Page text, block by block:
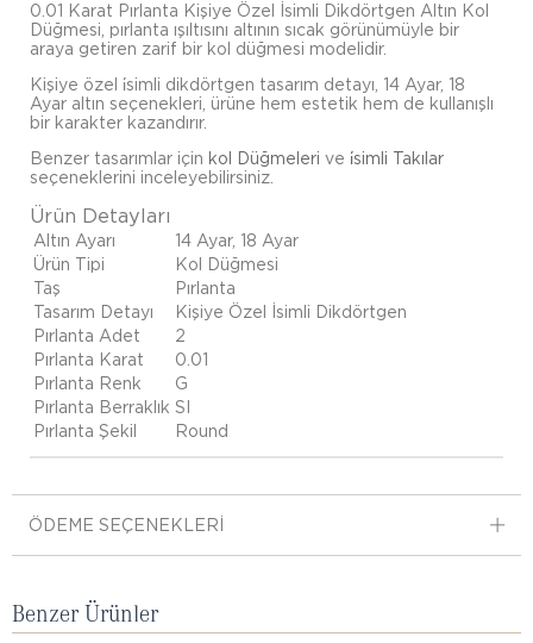
0.01 Karat Pırlanta Kişiye Özel İsimli Dikdörtgen Altın Kol
Düğmesi, pırlanta ışıltısını altının sıcak görünümüyle bir
araya getiren zarif bir kol düğmesi modelidir.
Kişiye özel i̇simli dikdörtgen tasarım detayı, 14 Ayar, 18
Ayar altın seçenekleri, ürüne hem estetik hem de kullanışlı
bir karakter kazandırır.
Benzer tasarımlar için kol Düğmeleri ve i̇simli Takılar
seçeneklerini inceleyebilirsiniz.
Ürün Detayları
Altın Ayarı
14 Ayar, 18 Ayar
Ürün Tipi
Kol Düğmesi
Taş
Pırlanta
Tasarım Detayı
Kişiye Özel İsimli Dikdörtgen
Pırlanta Adet
2
Pırlanta Karat
0.01
Pırlanta Renk
G
Pırlanta Berraklık SI
Pırlanta Şekil
Round
ÖDEME SEÇENEKLERI
Benzer Ürünler